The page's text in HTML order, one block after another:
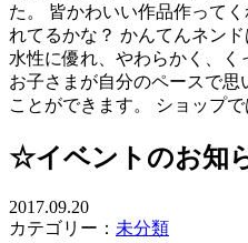
た。 皆かわいい作品作って
れてるかな？ かんてんネン
水性に優れ、やわらかく、く
お子さまが自分のペースで
ことができます。 ショップ
☆イベントのお知
2017.09.20
カテゴリー： 未分類